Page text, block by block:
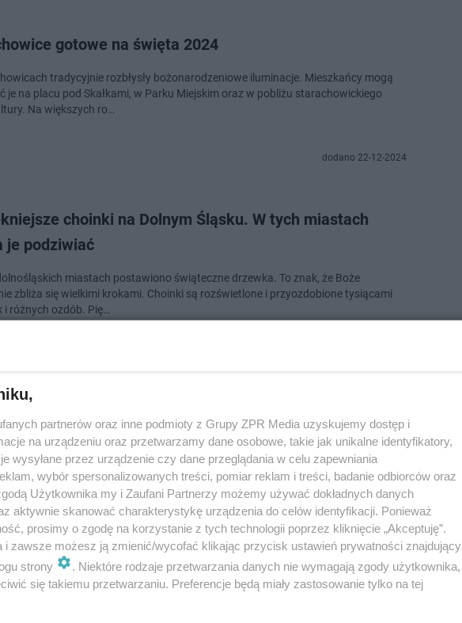
gotowe na święta 2024
tradycyjnie rozbłysły bożonarodzeniowe iluminacje. Mieszkańcy mogą
je na placu pod Skałkami, w Parku Miejskim oraz w pobliżu starachowickiego
Na większych ro…
dodano 22-12-2024
choinki na Dolnym Śląsku. W tych miastach
je podziwiać
miastach postawiono świąteczne drzewka. To znak, że Boże
zbliża się wielkimi krokami. Choinki są rozświetlone i przyozdobione tysiącami
i różnych ozdób. Pię…
miejska i inne iluminacje świąteczne w Siedlcach już
grudnia o godz. 18.00 na placu Generała Sikorskiego w Siedlcach odbyło się
rozświetlenie miejskiej choinki i innych iluminacji świątecznych w mieście.
mogli spotkać si…
dodano 6-12-2024
partnerów oraz inne podmioty z Grupy ZPR Media uzyskujemy dostęp i
na urządzeniu oraz przetwarzamy dane osobowe, takie jak unikalne identyfikatory,
wysyłane przez urządzenie czy dane przeglądania w celu zapewniania
wybór spersonalizowanych treści, pomiar reklam i treści, badanie odbiorców oraz
Użytkownika my i Zaufani Partnerzy możemy używać dokładnych danych
aktywnie skanować charakterystykę urządzenia do celów identyfikacji. Ponieważ
prosimy o zgodę na korzystanie z tych technologii poprzez kliknięcie „Akceptuję”.
i zawsze możesz ją zmienić/wycofać klikając przycisk ustawień prywatności znajdujący
strony
. Niektóre rodzaje przetwarzania danych nie wymagają zgody użytkownika,
się takiemu przetwarzaniu. Preferencje będą miały zastosowanie tylko na tej